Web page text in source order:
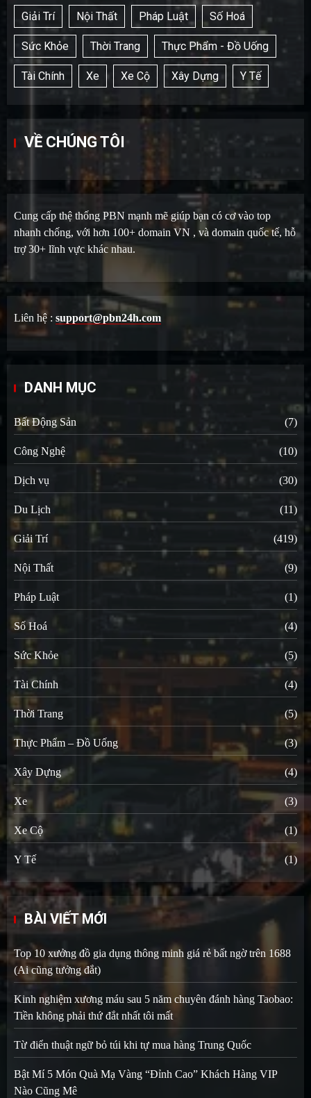
Giải Trí Nội Thất Pháp Luật Số Hoá
Sức Khỏe Thời Trang Thực Phẩm - Đồ Uống
Tài Chính Xe Xe Cộ Xây Dựng Y Tế
VỀ CHÚNG TÔI
Cung cấp thệ thống PBN mạnh mẽ giúp bạn có cơ vào top
nhanh chống, với hơn 100+ domain VN , và domain quốc tế, hỗ
trợ 30+ lĩnh vực khác nhau.
Liên hệ : support@pbn24h.com
DANH MỤC
Bất Động Sản (7)
Công Nghệ (10)
Dịch vụ (30)
Du Lịch (11)
Giải Trí (419)
Nội Thất (9)
Pháp Luật (1)
Số Hoá (4)
Sức Khỏe (5)
Tài Chính (4)
Thời Trang (5)
Thực Phẩm – Đồ Uống (3)
Xây Dựng (4)
Xe (3)
Xe Cộ (1)
Y Tế (1)
BÀI VIẾT MỚI
Top 10 xưởng đồ gia dụng thông minh giá rẻ bất ngờ trên 1688
(Ai cũng tưởng đắt)
Kinh nghiệm xương máu sau 5 năm chuyên đánh hàng Taobao:
Tiền không phải thứ đắt nhất tôi mất
Từ điển thuật ngữ bỏ túi khi tự mua hàng Trung Quốc
Bật Mí 5 Món Quà Mạ Vàng “Đỉnh Cao” Khách Hàng VIP
Nào Cũng Mê